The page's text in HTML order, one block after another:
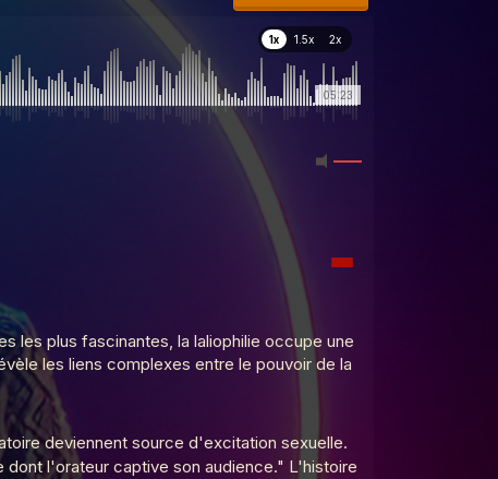
05:23
1x 1.5x 2x
les plus fascinantes, la laliophilie occupe une
les liens complexes entre le pouvoir de la
deviennent source d'excitation sexuelle.
l'orateur captive son audience." L'histoire